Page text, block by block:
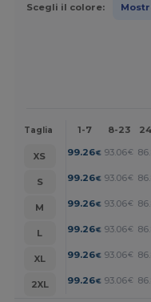
Scegli il colore:
Taglia 1-7 8-23
XS 99.26€ 93.06€
S
99.26€ 93.06€
M
99.26€ 93.06€
L
99.26€ 93.06€
XL
99.26€ 93.06€
2XL
99.26€ 93.06€